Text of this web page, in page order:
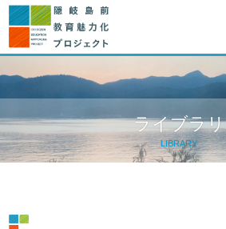
このページの本文へ
ライブラリ
LIBRARY